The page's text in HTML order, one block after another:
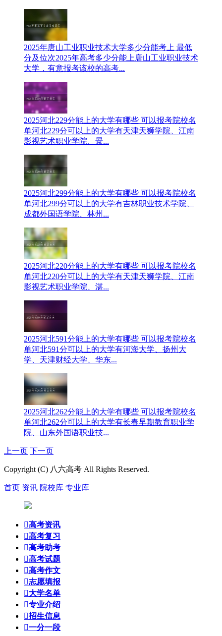
2025年唐山工业职业技术大学多少分能考上 最低
分及位次2025年高考多少分能上唐山工业职业技术
大学，有意报考该校的高考...
2025河北229分能上的大学有哪些 可以报考院校名
单河北229分可以上的大学有天津天狮学院、江南
影视艺术职业学院、景...
2025河北299分能上的大学有哪些 可以报考院校名
单河北299分可以上的大学有吉林职业技术学院、
成都外国语学院、林州...
2025河北220分能上的大学有哪些 可以报考院校名
单河北220分可以上的大学有天津天狮学院、江南
影视艺术职业学院、湛...
2025河北591分能上的大学有哪些 可以报考院校名
单河北591分可以上的大学有河海大学、扬州大
学、天津财经大学、华东...
2025河北262分能上的大学有哪些 可以报考院校名
单河北262分可以上的大学有长春早期教育职业学
院、山东外国语职业技...
上一页 下一页
Copyright (C) 八六高考 All Rights Reserved.
首页 资讯 院校库 专业库
高考资讯
高考复习
高考助考
高考试题
高考作文
志愿填报
大学名单
专业介绍
招生信息
一分一段